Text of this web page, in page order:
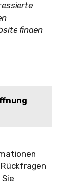
finden